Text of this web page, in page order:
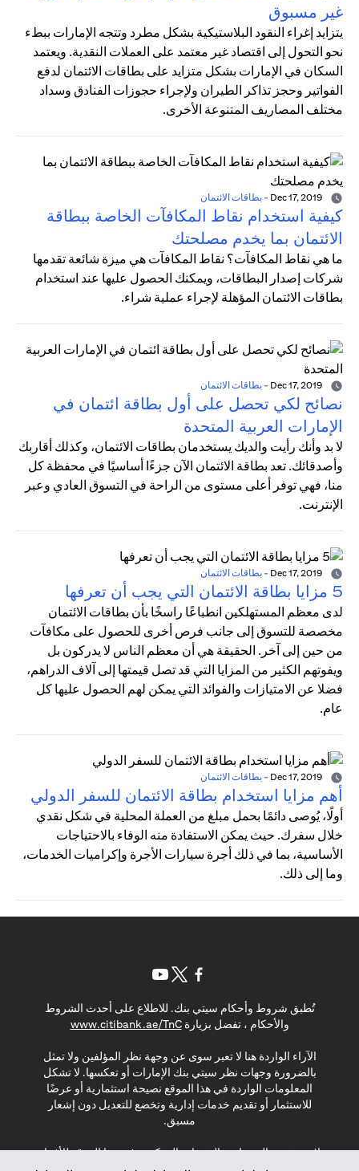
غير مسبوق
يتزايد إغراء النقود البلاستيكية بشكل مطرد وتتجه الإمارات ببطء
نحو التحول إلى اقتصاد غير معتمد على العملات النقدية. ويعتمد
السكان في الإمارات بشكل متزايد على بطاقات الائتمان لدفع
الفواتير وحجز تذاكر الطيران ولإجراء حجوزات الفنادق وسداد
مختلف المصاريف المتنوعة الأخرى.
- بطاقات الائتمان
كيفية استخدام نقاط المكافآت الخاصة ببطاقة
الائتمان بما يخدم مصلحتك
ما هي نقاط المكافآت؟ نقاط المكافآت هي ميزة شائعة تقدمها
شركات إصدار البطاقات، ويمكنك الحصول عليها عند استخدام
بطاقات الائتمان المؤهلة لإجراء عملية شراء.
- بطاقات الائتمان
نصائح لكي تحصل على أول بطاقة ائتمان في
الإمارات العربية المتحدة
لا بد وأنك رأيت والديك يستخدمان بطاقات الائتمان، وكذلك أقاربك
وأصدقائك. تعد بطاقة الائتمان الآن جزءًا أساسيًا في محفظة كل
منا، فهي توفر أعلى مستوى من الراحة في التسوق العادي وعبر
الإنترنت.
- بطاقات الائتمان
5 مزايا بطاقة الائتمان التي يجب أن تعرفها
لدى معظم المستهلكين انطباعًا راسخًا بأن بطاقات الائتمان
مخصصة للتسوق إلى جانب فرص أخرى للحصول على مكافآت
من حين إلى آخر. الحقيقة هي أن معظم الناس لا يدركون بل
ويفوتهم الكثير من المزايا التي قد تصل قيمتها إلى آلاف الدراهم،
فضلا عن الامتيازات والفوائد التي يمكن لهم الحصول عليها كل
عام.
- بطاقات الائتمان
أهم مزايا استخدام بطاقة الائتمان للسفر الدولي
أولًا، يُوصى دائمًا بحمل مبلغ من العملة المحلية في شكل نقدي
خلال سفرك. حيث يمكن الاستفادة منه الوفاء بالاحتياجات
الأساسية، بما في ذلك أجرة سيارات الأجرة وإكراميات الخدمات،
وما إلى ذلك.
تُطبق شروط وأحكام سيتي بنك. للاطلاع على أحدث الشروط
والأحكام ، تفضل بزيارةwww.citibank.ae/TnC
in a new tab
الآراء الواردة هنا لا تعبر سوى عن وجهة نظر المؤلفين ولا تمثل
بالضرورة وجهات نظر سيتي بنك الإمارات أو تعكسها. لا تشكل
المعلومات الواردة في هذا الموقع نصيحة استثمارية أو عرضًا
للاستثمار أو تقديم خدمات إدارية وتخضع للتعديل دون إشعار
مسبق.
لا يتم تقديم المنتجات والخدمات المذكورة في هذا الموقع للأفراد